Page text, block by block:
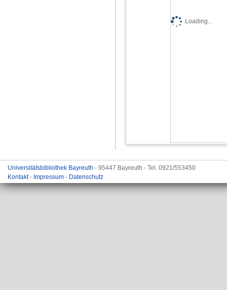
Loading...
Universitätsbibliothek Bayreuth - 95447 Bayreuth - Tel. 0921/553450
Kontakt- Impressum - Datenschutz